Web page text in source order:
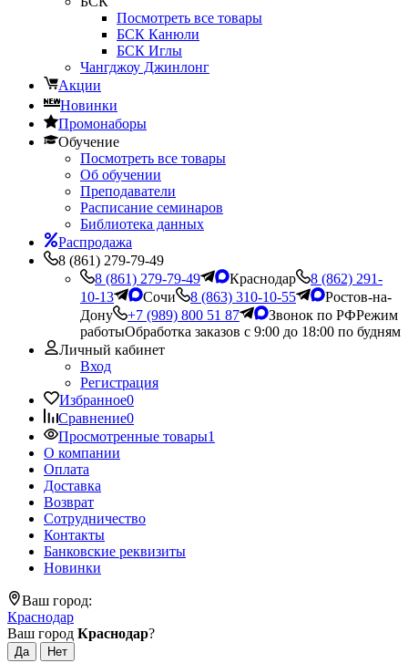
Посмотреть все товары
БСК Канюли
БСК Иглы
Чангджоу Джинлонг
Акции
Новинки
Промонаборы
Обучение
Посмотреть все товары
Об обучении
Преподаватели
Расписание семинаров
Библиотека данных
Распродажа
8 (861) 279-79-49
8 (861) 279-79-49
Краснодар
8 (862) 291-
10-13
Сочи 8 (863) 310-10-55
Ростов-на-
Дону
+7 (989) 800 51 87 Звонок по РФРежим
работыОбработка заказов с 9:00 до 18:00 по будням
Личный кабинет
Вход
Регистрация
Избранное0
Сравнение0
Просмотренные товары1
О компании
Оплата
Доставка
Возврат
Сотрудничество
Контакты
Банковские реквизиты
Новинки
Ваш город:
Краснодар
Ваш город Краснодар?